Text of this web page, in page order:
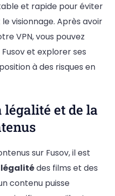
et rapide pour éviter
visionnage. Après avoir
VPN, vous pouvez
et explorer ses
à des risques en
et de la
sur Fusov, il est
légalitédes films et des
contenu puisse